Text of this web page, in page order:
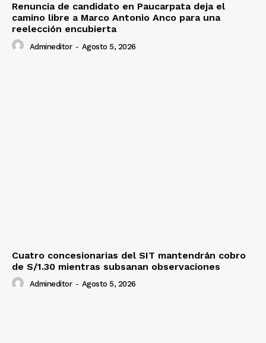
Renuncia de candidato en Paucarpata deja el
camino libre a Marco Antonio Anco para una
reelección encubierta
Admineditor - Agosto 5, 2026
Cuatro concesionarias del SIT mantendrán cobro
de S/1.30 mientras subsanan observaciones
Admineditor - Agosto 5, 2026